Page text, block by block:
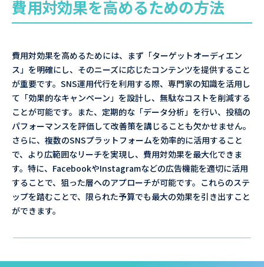
費用対効果を高めるための方法
費用対効果を高めるためには、まず「ターゲットオーディエン
ス」を明確にし、そのニーズに応じたコンテンツを提供すること
が重要です。SNS運用代行を利用する際、専門家の知識を活用し
て「効果的なキャンペーン」を設計し、無駄なコストを削減する
ことが可能です。また、定期的な「データ分析」を行い、投稿の
パフォーマンスを評価して改善策を講じることも欠かせません。
さらに、複数のSNSプラットフォームを効率的に活用すること
で、より広範囲なリーチを実現し、費用対効果を最大化できま
す。特に、FacebookやInstagramなどの広告機能を適切に活用
することで、狙った層へのアプローチが可能です。これらのステ
ップを踏むことで、限られた予算でも最大の効果を引き出すこと
ができます。